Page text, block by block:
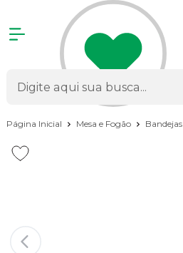
Página Inicial Mesa e Fogão Bandejas